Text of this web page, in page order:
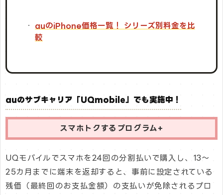
auのiPhone価格一覧！ シリーズ別料金を比
較
auのサブキャリア「UQmobile」でも実施中！
スマホトクするプログラム+
UQモバイルでスマホを24回の分割払いで購入し、13〜
25カ月までに端末を返却すると、事前に設定されている
残価（最終回のお支払金額）の支払いが免除されるプロ